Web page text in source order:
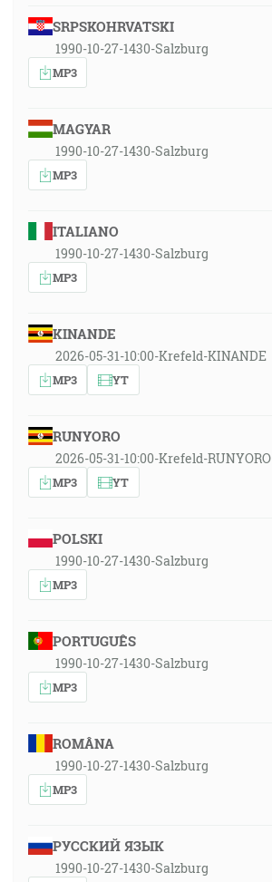
SRPSKOHRVATSKI
1990-10-27-1430-Salzburg
MP3
MAGYAR
1990-10-27-1430-Salzburg
MP3
ITALIANO
1990-10-27-1430-Salzburg
MP3
KINANDE
2026-05-31-10:00-Krefeld-KINANDE
MP3 YT
RUNYORO
2026-05-31-10:00-Krefeld-RUNYORO
MP3 YT
POLSKI
1990-10-27-1430-Salzburg
MP3
PORTUGUÊS
1990-10-27-1430-Salzburg
MP3
ROMÂNA
1990-10-27-1430-Salzburg
MP3
РУССКИЙ ЯЗЫК
1990-10-27-1430-Salzburg